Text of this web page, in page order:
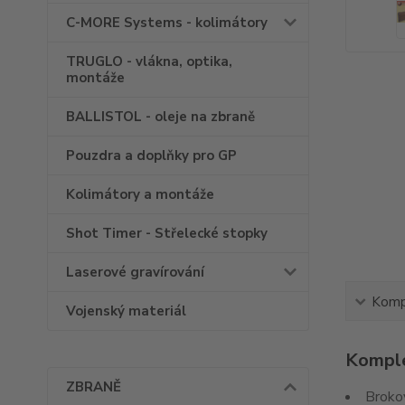
C-MORE Systems - kolimátory
TRUGLO - vlákna, optika,
montáže
BALLISTOL - oleje na zbraně
Pouzdra a doplňky pro GP
Kolimátory a montáže
Shot Timer - Střelecké stopky
Laserové gravírování
Vojenský materiál
ZBRANĚ